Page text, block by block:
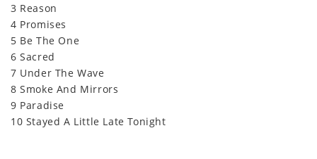
3 Reason
4 Promises
5 Be The One
6 Sacred
7 Under The Wave
8 Smoke And Mirrors
9 Paradise
10 Stayed A Little Late Tonight